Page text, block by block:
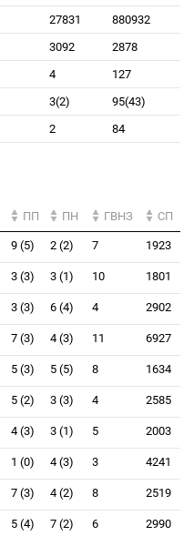
27831
880932
3092
2878
4
127
3(2)
95(43)
2 84
ПП ПН ГВНЗ СП
9 (5) 2 (2) 7 1923
3 (3) 3 (1) 10 1801
3 (3) 6 (4) 4 2902
7 (3) 4 (3) 11 6927
5 (3) 5 (5) 8 1634
5 (2) 3 (3) 4 2585
4 (3) 3 (1) 5 2003
1 (0) 4 (3) 3 4241
7 (3) 4 (2) 8 2519
5 (4) 7 (2) 6 2990